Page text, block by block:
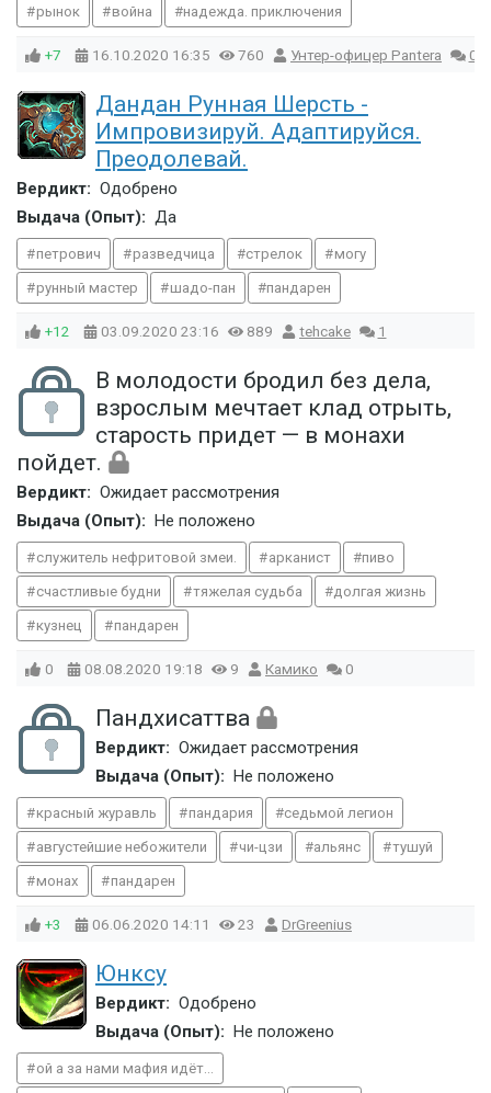
рынок война надежда. приключения
+7 16.10.2020 16:35 760 Унтер-офицер Pantera 0
Дандан Рунная Шерсть -
Импровизируй. Адаптируйся.
Преодолевай.
Вердикт: Одобрено
Выдача (Опыт): Да
петрович разведчица стрелок могу
рунный мастер шадо-пан пандарен
+12 03.09.2020 23:16 889 tehcake 1
В молодости бродил без дела,
взрослым мечтает клад отрыть,
старость придет — в монахи
пойдет.
Вердикт: Ожидает рассмотрения
Выдача (Опыт):
Не положено
служитель нефритовой змеи. арканист пиво
счастливые будни тяжелая судьба долгая жизнь
кузнец пандарен
0 08.08.2020 19:18 9 Камико 0
Пандхисаттва
Вердикт: Ожидает рассмотрения
Выдача (Опыт):
Не положено
красный журавль пандария седьмой легион
августейшие небожители чи-цзи альянс тушуй
монах пандарен
+3 06.06.2020 14:11 23 DrGreenius
Юнксу
Вердикт: Одобрено
Выдача (Опыт):
Не положено
ой а за нами мафия идёт...